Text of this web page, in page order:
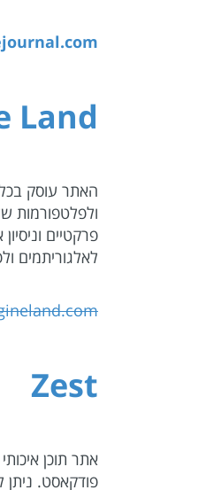
Land
האתר עוסק בכל
ולפלטפורמות
פרקטיים
לאלגוריתמים
Zest
אתר תוכן
פודקאסט.